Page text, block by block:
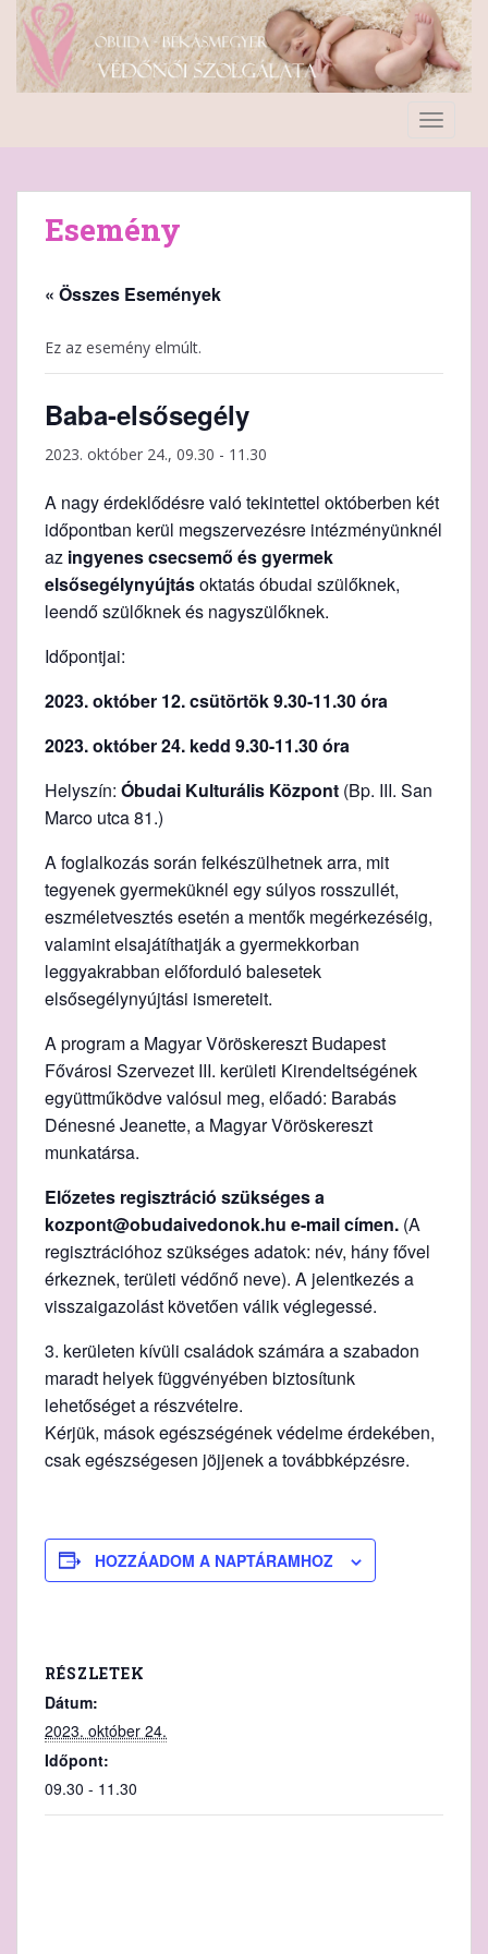
Esemény
« Összes Események
Ez az esemény elmúlt.
Baba-elsősegély
2023. október 24., 09.30 - 11.30
A nagy érdeklődésre való tekintettel októberben két
időpontban kerül megszervezésre intézményünknél
az ingyenes csecsemő és gyermek
elsősegélynyújtásoktatás óbudai szülőknek,
leendő szülőknek és nagyszülőknek.
Időpontjai:
2023. október 12. csütörtök 9.30-11.30óra
2023. október 24. kedd 9.30-11.30 óra
Helyszín: Óbudai Kulturális Központ (Bp. III. San
Marco utca 81.)
A foglalkozás során felkészülhetnek arra, mit
tegyenek gyermeküknél egy súlyos rosszullét,
eszméletvesztés esetén a mentők megérkezéséig,
valamint elsajátíthatják a gyermekkorban
leggyakrabban előforduló balesetek
elsősegélynyújtási ismereteit.
A program a Magyar Vöröskereszt Budapest
Fővárosi Szervezet III. kerületi Kirendeltségének
együttműködve valósul meg, előadó: Barabás
Dénesné Jeanette, a Magyar Vöröskereszt
munkatársa.
Előzetes regisztráció szükséges a
kozpont@obudaivedonok.hu e-mail címen. (A
regisztrációhoz szükséges adatok: név, hány fővel
érkeznek, területi védőnő neve). A jelentkezés a
visszaigazolást követően válik véglegessé.
3. kerületen kívüli családok számára a szabadon
maradt helyek függvényében biztosítunk
lehetőséget a részvételre.
Kérjük, mások egészségének védelme érdekében,
csak egészségesen jöjjenek a továbbképzésre.
HOZZÁADOM A NAPTÁRAMHOZ
RÉSZLETEK
Dátum:
2023. október 24.
Időpont:
09.30 - 11.30